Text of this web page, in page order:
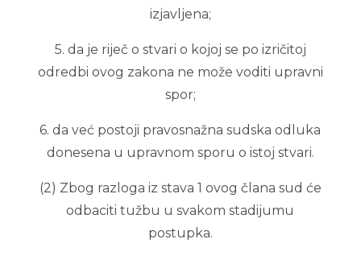
izjavljena;
5. da je riječ o stvari o kojoj se po izričitoj
odredbi ovog zakona ne može voditi upravni
spor;
6. da već postoji pravosnažna sudska odluka
donesena u upravnom sporu o istoj stvari.
(2) Zbog razloga iz stava 1 ovog člana sud će
odbaciti tužbu u svakom stadijumu
postupka.